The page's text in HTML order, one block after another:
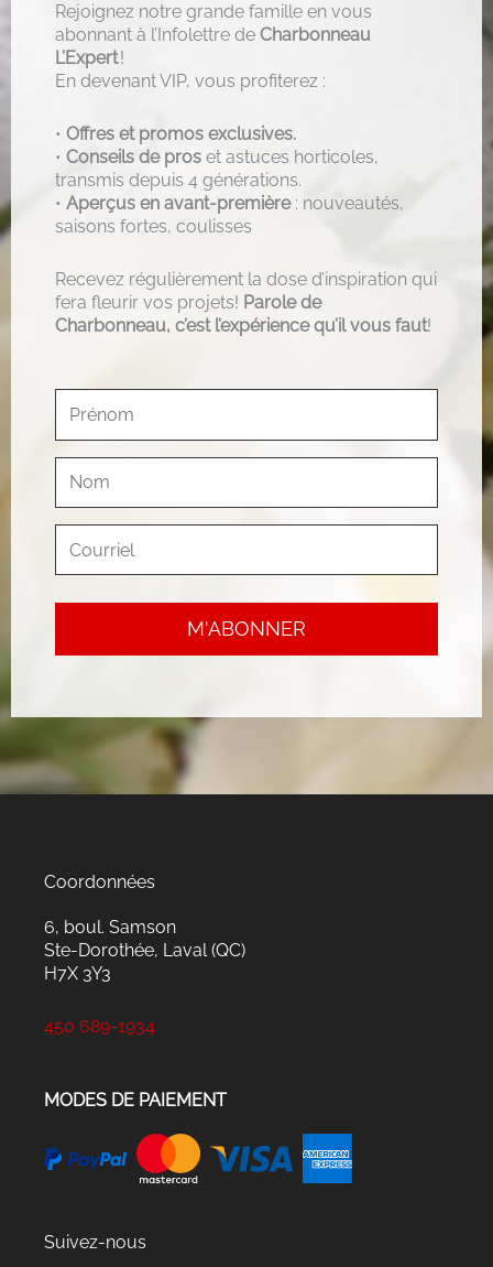
Rejoignez notre grande famille en vous
abonnant à l’Infolettre de Charbonneau
L’Expert!
En devenant VIP, vous profiterez :
• Offres et promos exclusives.
• Conseils de pros et astuces horticoles,
transmis depuis 4 générations.
• Aperçus en avant-première: nouveautés,
saisons fortes, coulisses
Recevez régulièrement la dose d’inspiration qui
fera fleurir vos projets! Parole de
Charbonneau, c’est l’expérience qu’il vous faut!
Coordonnées
6, boul. Samson
Ste-Dorothée, Laval (QC)
H7X 3Y3
450 689-1934
MODES DE PAIEMENT
Suivez-nous